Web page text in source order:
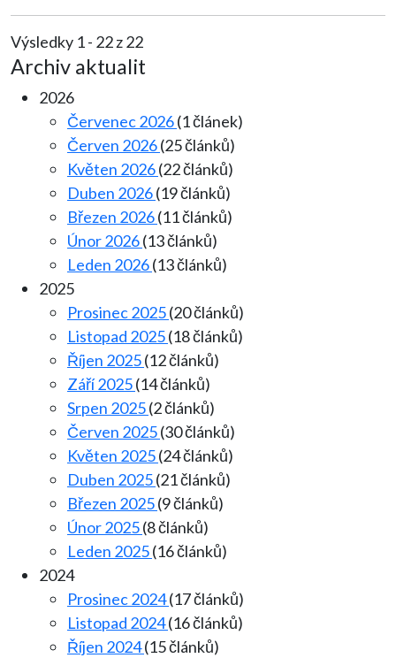
Výsledky 1 - 22 z 22
Archiv aktualit
2026
Červenec 2026(1 článek)
Červen 2026(25 článků)
Květen 2026(22 článků)
Duben 2026(19 článků)
Březen 2026(11 článků)
Únor 2026(13 článků)
Leden 2026(13 článků)
2025
Prosinec 2025(20 článků)
Listopad 2025(18 článků)
Říjen 2025(12 článků)
Září 2025(14 článků)
Srpen 2025(2 článků)
Červen 2025(30 článků)
Květen 2025(24 článků)
Duben 2025(21 článků)
Březen 2025(9 článků)
Únor 2025(8 článků)
Leden 2025(16 článků)
2024
Prosinec 2024(17 článků)
Listopad 2024(16 článků)
Říjen 2024(15 článků)